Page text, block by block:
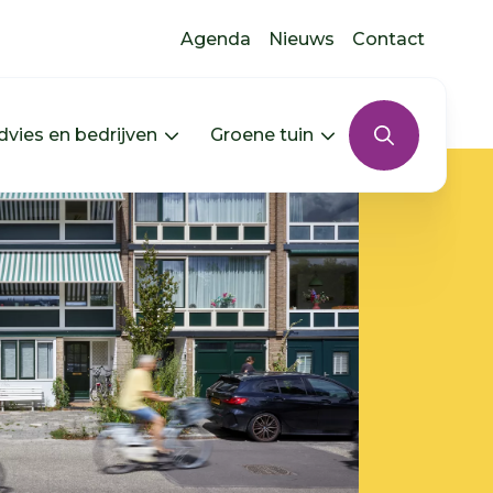
Agenda Nieuws Contact
uitklappen
jouw buurt uitklappen
en bedrijven Menu Advies en bedrijven
Groene tuin Menu Groene